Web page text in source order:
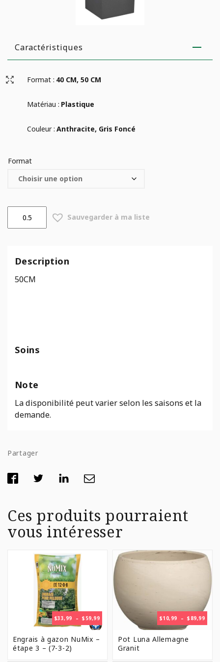
Caractéristiques
Format : 40 CM, 50 CM
Matériau : Plastique
Couleur : Anthracite, Gris Foncé
Format
Pot
Anthracite
Sauvegarder à ma liste
Description
50CM
Soins
Note
La disponibilité peut varier selon les saisons et la
demande.
Partager
Ces produits pourraient
vous intéresser
$33,99 – $ 59,99PLAGE
DE
Engrais à gazon NuMix –
étape 3 – (7-3-2)
$10,99 – $ 89,99
DE
Pot Luna Allemagne
Granit